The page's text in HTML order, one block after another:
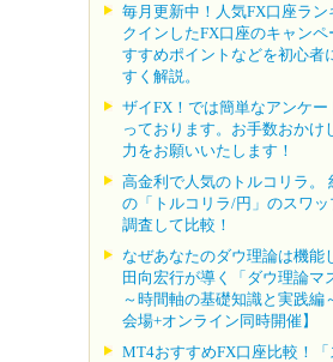
毎月更新中！人気FX口座ラン
クインしたFX口座のキャンペ
すすめポイントなどを初心者
すく解説。
ザイFX！では簡単なアンケー
っております。お手数おかけ
力をお願いいたします！
高金利で人気のトルコリラ。
の「トルコリラ/円」のスワ
調査して比較！
なぜあなたのダウ理論は機能
田向宏行が導く「ダウ理論マ
～時間軸の基礎知識と実践編
会場+オンライン同時開催】
MT4おすすめFX口座比較！「